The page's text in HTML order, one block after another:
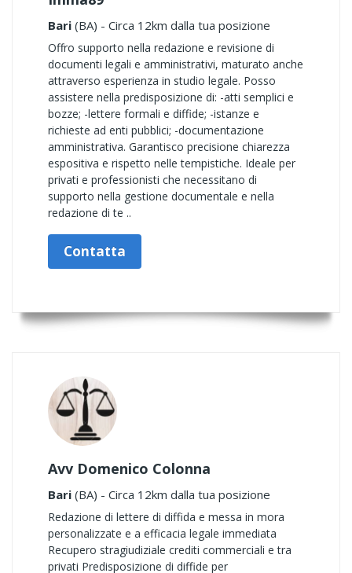
Bari (BA) - Circa 12km dalla tua posizione
Offro supporto nella redazione e revisione di
documenti legali e amministrativi, maturato anche
attraverso esperienza in studio legale. Posso
assistere nella predisposizione di: -atti semplici e
bozze; -lettere formali e diffide; -istanze e
richieste ad enti pubblici; -documentazione
amministrativa. Garantisco precisione chiarezza
espositiva e rispetto nelle tempistiche. Ideale per
privati e professionisti che necessitano di
supporto nella gestione documentale e nella
redazione di te ..
Contatta
Avv Domenico Colonna
Bari (BA) - Circa 12km dalla tua posizione
Redazione di lettere di diffida e messa in mora
personalizzate e a efficacia legale immediata
Recupero stragiudiziale crediti commerciali e tra
privati Predisposizione di diffide per